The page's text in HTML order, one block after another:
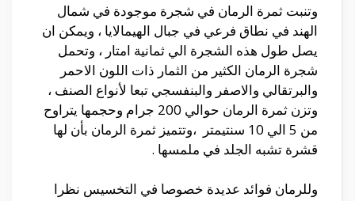
وتنبت ثمرة الرمان في شجرة موجودة في شمال
الهند في نطاق فرعي في جبال الهيمالايا ، ويمكن ان
يصل طول هذه الشجرة الي ثمانية امتار ، وتحمل
شجرة الرمان الكثير من الثمار ذات اللون الاحمر
والبرتقالي والاصفر والبنفسجي تبعا لأنواع الصنف ،
وتزن ثمرة الرمان حوالي 200 جرام وحجمها يتراوح
من 5 الي 10 سنتيمتر ،وتتميز ثمرة الرمان بأن لها
قشرة تشبه الجلد في ملمسها .
وللرمان فوائد عديدة خصوصا في التخسيس نظرا